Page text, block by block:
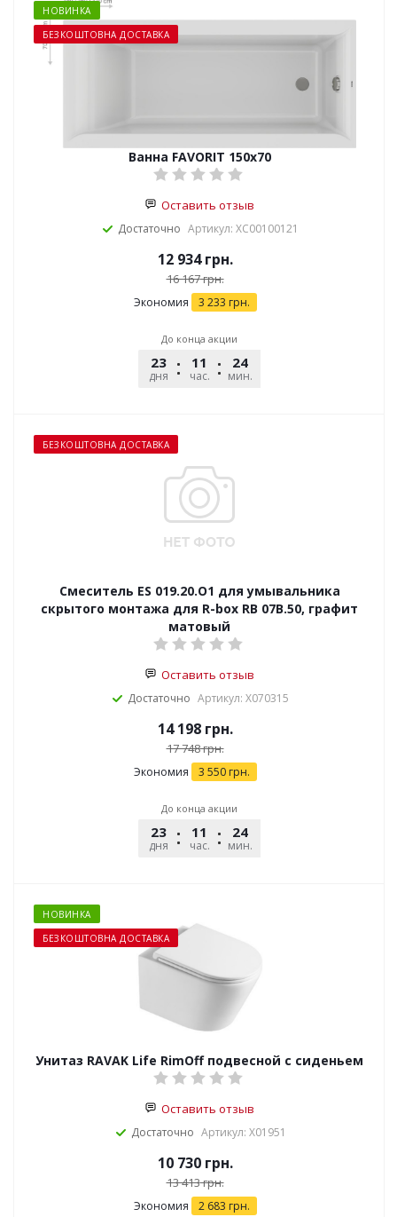
НОВИНКА
БЕЗКОШТОВНА ДОСТАВКА
Ванна FAVORIT 150x70
Оставить отзыв
Достаточно Артикул: XC00100121
12 934грн.
16 167грн.
Экономия 3 233 грн.
До конца акции
23
дня
11
час.
24
мин.
БЕЗКОШТОВНА ДОСТАВКА
Смеситель ES 019.20.O1 для умывальника
скрытого монтажа для R-box RB 07B.50, графит
матовый
Оставить отзыв
Достаточно Артикул: X070315
14 198грн.
17 748грн.
Экономия 3 550грн.
До конца акции
23
дня
11
час.
24
мин.
НОВИНКА
БЕЗКОШТОВНА ДОСТАВКА
Унитаз RAVAK Life RimOff подвесной с сиденьем
Оставить отзыв
Достаточно Артикул: X01951
10 730грн.
13 413грн.
Экономия 2 683 грн.